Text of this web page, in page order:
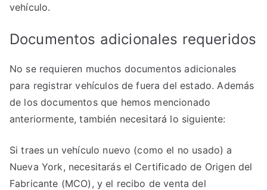
vehículo.
Documentos adicionales requeridos
No se requieren muchos documentos adicionales
para registrar vehículos de fuera del estado. Además
de los documentos que hemos mencionado
anteriormente, también necesitará lo siguiente:
Si traes un vehículo nuevo (como el no usado) a
Nueva York, necesitarás el Certificado de Origen del
Fabricante (MCO), y el recibo de venta del